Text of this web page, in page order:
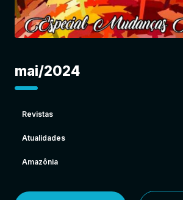
mai/2024
Revistas
Atualidades
Amazônia